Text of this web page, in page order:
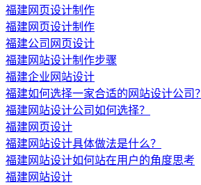
福建网页设计制作
福建网页设计制作
福建公司网页设计
福建网站设计制作步骤
福建企业网站设计
福建如何选择一家合适的网站设计公司？
福建网站设计公司如何选择？
福建网页设计
福建网站设计具体做法是什么？
福建网站设计如何站在用户的角度思考
福建网站设计